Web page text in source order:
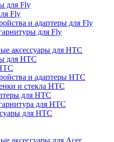
для Fly
Fly
и адаптеры для Fly
для Fly
аксессуары для HTC
для HTC
и адаптеры HTC
и стекла HTC
для HTC
для HTC
для HTC
аксессуары для Acer